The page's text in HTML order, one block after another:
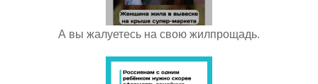
А вы жалуетесь на свою жилпрощадь.